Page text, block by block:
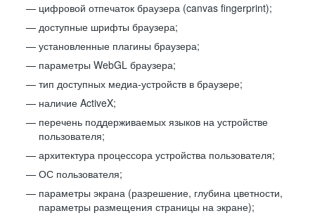
цифровой отпечаток браузера (canvas fingerprint);
доступные шрифты браузера;
установленные плагины браузера;
параметры WebGL браузера;
тип доступных медиа-устройств в браузере;
наличие ActiveX;
перечень поддерживаемых языков на устройстве
пользователя;
архитектура процессора устройства пользователя;
ОС пользователя;
параметры экрана (разрешение, глубина цветности,
параметры размещения страницы на экране);